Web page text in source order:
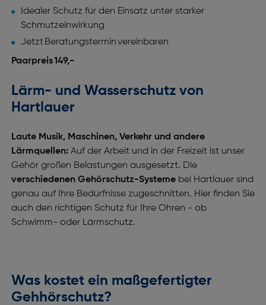
Idealer Schutz für den Einsatz unter starker
Schmutzeinwirkung
Jetzt Beratungstermin vereinbaren
Paarpreis 149,-
Lärm- und Wasserschutz von
Hartlauer
Laute Musik, Maschinen, Verkehr und andere
Lärmquellen:Auf der Arbeit und in der Freizeit ist unser
Gehör großen Belastungen ausgesetzt. Die
verschiedenen Gehörschutz-Systemebei Hartlauer sind
genau auf Ihre Bedürfnisse zugeschnitten. Hier finden Sie
auch den richtigen Schutz für Ihre Ohren - ob
Schwimm- oder Lärmschutz.
Was kostet ein maßgefertigter
Gehhörschutz?